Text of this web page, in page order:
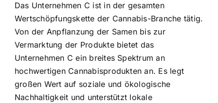
Das Unternehmen C ist in der gesamten
Wertschöpfungskette der Cannabis-Branche tätig.
Von der Anpflanzung der Samen bis zur
Vermarktung der Produkte bietet das
Unternehmen C ein breites Spektrum an
hochwertigen Cannabisprodukten an. Es legt
großen Wert auf soziale und ökologische
Nachhaltigkeit und unterstützt lokale